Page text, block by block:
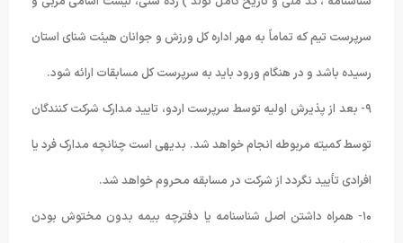
سرپرست تیم که تماماً به مهر اداره کل ورزش و جوانان هیئت شنای استان
رسیده باشد و در هنگام ورود باید به سرپرست کل مسابقات ارائه شود.
۹- بعد از پذیرش اولیه توسط سرپرست اردو، تایید مدارک شرکت کنندگان
توسط کمیته مربوطه انجام خواهد شد. بدیهی است چنانچه مدارک فرد یا
افرادی تأیید نگردد از شرکت در مسابقه محروم خواهد شد.
۱۰- همراه داشتن اصل شناسنامه یا دفترچه بیمه بدون مختوش بودن